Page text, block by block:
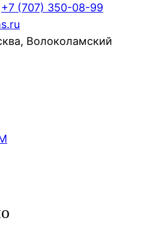
+7 (707) 350-08-99
Волоколамский